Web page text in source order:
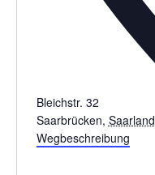
Bleichstr. 32
Saarbrücken, Saarland
Wegbeschreibung